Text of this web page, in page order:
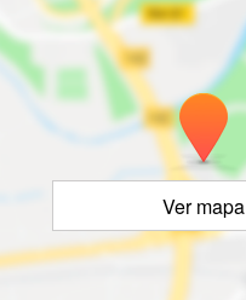
Ver mapa